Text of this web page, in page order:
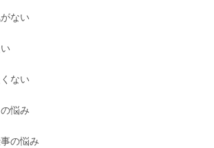
ない
ない
悩み
の悩み